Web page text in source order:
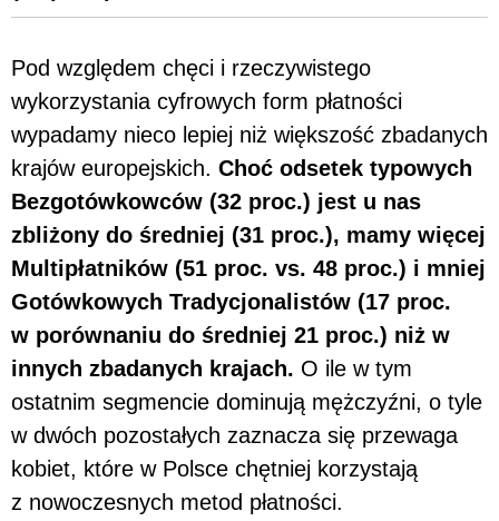
Pod względem chęci i rzeczywistego
wykorzystania cyfrowych form płatności
wypadamy nieco lepiej niż większość zbadanych
krajów europejskich. Choć odsetek typowych
Bezgotówkowców (32 proc.) jest u nas
zbliżony do średniej (31 proc.), mamy więcej
Multipłatników (51 proc. vs. 48 proc.) i mniej
Gotówkowych Tradycjonalistów (17 proc.
w porównaniu do średniej 21 proc.) niż w
innych zbadanych krajach. O ile w tym
ostatnim segmencie dominują mężczyźni, o tyle
w dwóch pozostałych zaznacza się przewaga
kobiet, które w Polsce chętniej korzystają
z nowoczesnych metod płatności.